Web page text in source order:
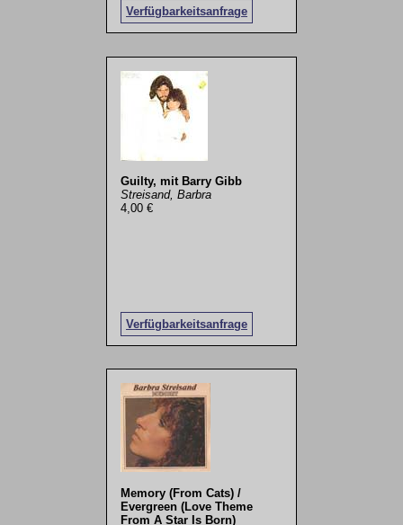
Verfügbarkeitsanfrage
Guilty, mit Barry Gibb
Streisand, Barbra
4,00 €
Verfügbarkeitsanfrage
Memory (From Cats) /
Evergreen (Love Theme
From A Star Is Born)